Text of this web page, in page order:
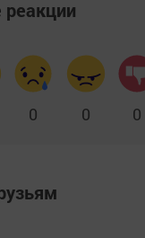
реакции
0 0 0